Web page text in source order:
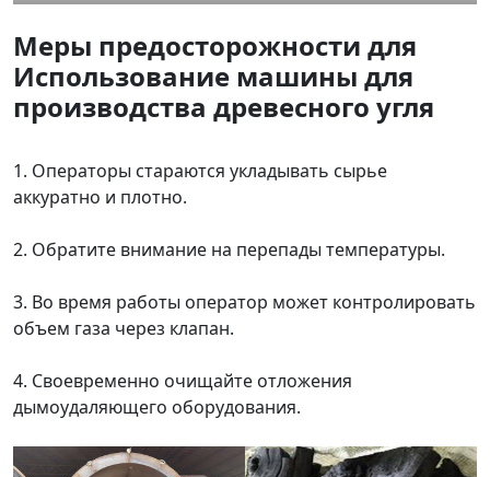
Меры предосторожности для
Использование машины для
производства древесного угля
1. Операторы стараются укладывать сырье
аккуратно и плотно.
2. Обратите внимание на перепады температуры.
3. Во время работы оператор может контролировать
объем газа через клапан.
4. Своевременно очищайте отложения
дымоудаляющего оборудования.